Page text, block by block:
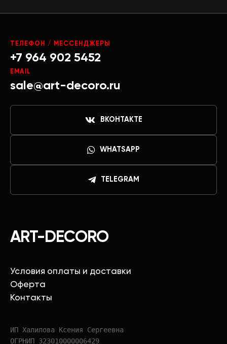
ART-DECORO
Условия оплаты и доставки
Оферта
Контакты
ИП Халилова Ксения Сергеевна
ОГРНИП 323010000006429
ТЕЛЕФОН / МЕССЕНДЖЕРЫ
+7 964 902 5452
EMAIL
sale@art-decoro.ru
ВКОНТАКТЕ
WHATSAPP
TELEGRAM